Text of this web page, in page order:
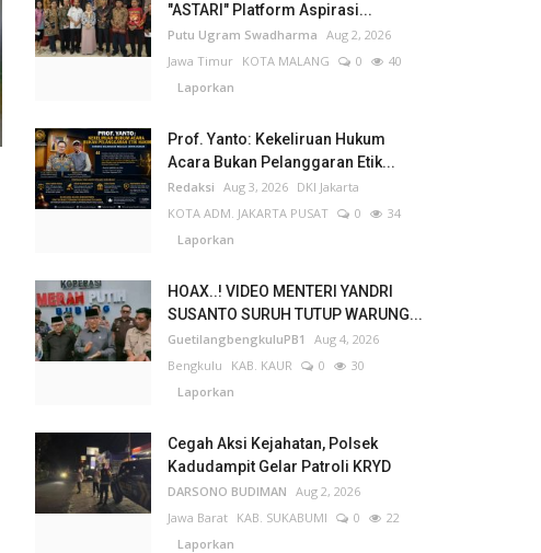
"ASTARI" Platform Aspirasi...
Putu Ugram Swadharma Aug 2, 2026
Jawa Timur KOTA MALANG 0
40
Laporkan
Prof. Yanto: Kekeliruan Hukum
Acara Bukan Pelanggaran Etik...
Redaksi Aug 3, 2026 DKI Jakarta
KOTA ADM. JAKARTA PUSAT
0
34
Laporkan
HOAX..! VIDEO MENTERI YANDRI
SUSANTO SURUH TUTUP WARUNG...
GuetilangbengkuluPB1
Aug 4, 2026
Bengkulu
KAB. KAUR 0
30
Laporkan
Cegah Aksi Kejahatan, Polsek
Kadudampit Gelar Patroli KRYD
DARSONO BUDIMAN Aug 2, 2026
Jawa Barat KAB. SUKABUMI 0
22
Laporkan